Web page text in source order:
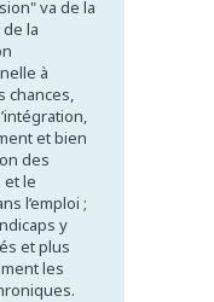
va de la
la
à
chances,
et bien
des
le
l’emploi ;
y
et plus
les